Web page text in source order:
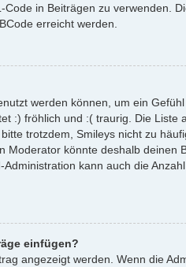
Code in Beiträgen zu verwenden.
erreicht werden.
werden können, um ein
:) fröhlich und :( traurig. Die Liste
trotzdem, Smileys nicht zu
Moderator könnte deshalb deinen
kann auch die
einfügen?
angezeigt werden. Wenn die